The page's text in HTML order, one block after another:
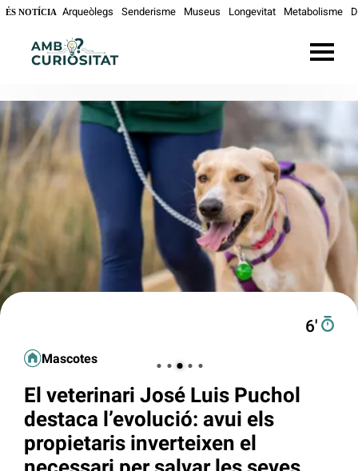
ÉS NOTÍCIA Arqueòlegs Senderisme Museus Longevitat Metabolisme
6′
Mascotes
El veterinari José Luis Puchol
destaca l’evolució: avui els
propietaris inverteixen el